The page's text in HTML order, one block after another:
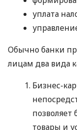
уплата
Обычно банки
лицам два вида
Бизнес-
позволяет
товары и